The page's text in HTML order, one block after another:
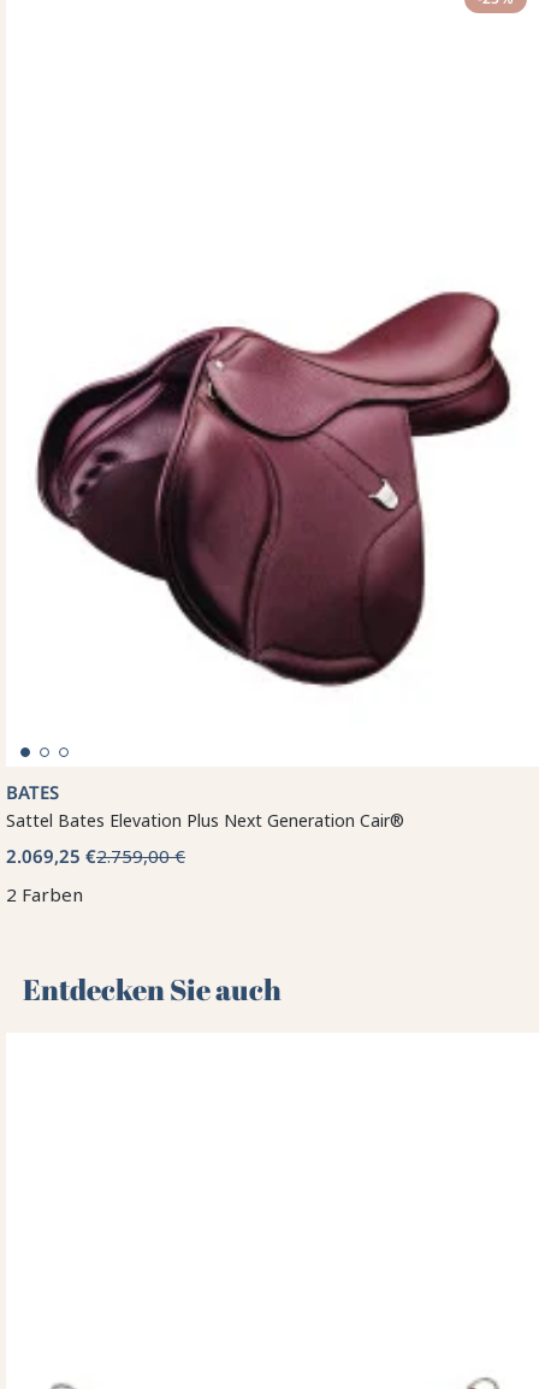
BATES
Sattel Bates Elevation Plus Next Generation Cair®
2.069,25 €2.759,00 €
2 Farben
Entdecken Sie auch 🌻